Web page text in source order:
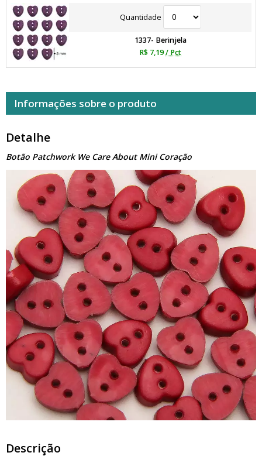
Quantidade
1337- Berinjela
R$ 7,19/ Pct
Informações sobre o produto
Detalhe
Botão Patchwork We Care About Mini Coração
Descrição